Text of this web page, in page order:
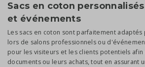
Sacs en coton
et événements
Les sacs en coton sont parfaitement
lors de salons professionnels ou
pour les visiteurs et les clients potentiels
documents ou leurs achats, tout en assurant